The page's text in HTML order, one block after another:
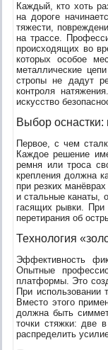
Каждый, кто хоть
на дороге
тяжести,
на трассе.
происходящих во
которых особое
металлические
стропы не дадут
контроля
искусство
Выбор оснастки:
Первое, с чем
Каждое решение
ремня или троса
крепления должна
при резких
и стальные канаты,
гасящих рывки. При
перетирания об
Технология
Эффективность
Опытные
платформы. Это
При использовании
Вместо этого
должна быть
точки стяжки: две
распределить